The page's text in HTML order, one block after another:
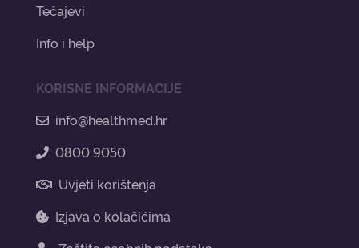
Tečajevi
Info i help
KORISNE INFORMACIJE
info@healthmed.hr
0800 9050
Uvjeti korištenja
Izjava o kolačićima